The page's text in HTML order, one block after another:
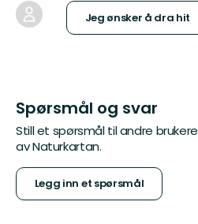
Jeg ønsker å dra hit
Spørsmål og svar
Still et spørsmål til andre brukere
av Naturkartan.
Legg inn et spørsmål